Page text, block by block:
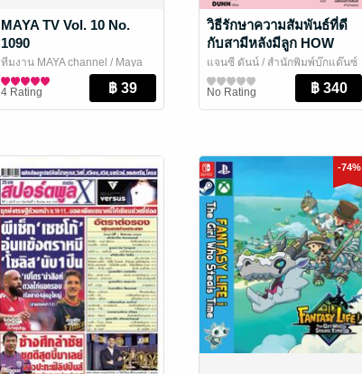
MAYA TV Vol. 10 No.
1090
ทีมงาน MAYA channel / Maya
Channel
นิตยสารดาราและบันเทิง
4 Rating
วิธีรักษาความสัมพันธ์ที่ดี
กับสามีหลังมีลูก HOW
NOT TO HATE YOUR
HUSBAND AFTER KIDS
แจนซี ดันน์ / สำนักพิมพ์บุ๊กแด๊นซ์
นิตยสารชีวิตคู่และครอบครัว
No Rating
-74%